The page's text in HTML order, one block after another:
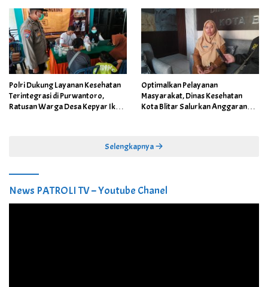
Polri Dukung Layanan Kesehatan
Terintegrasi di Purwantoro,
Ratusan Warga Desa Kepyar Ikuti
Optimalkan Pelayanan
Masyarakat, Dinas Kesehatan
Kota Blitar Salurkan Anggaran
Selengkapnya
News PATROLI TV – Youtube Chanel